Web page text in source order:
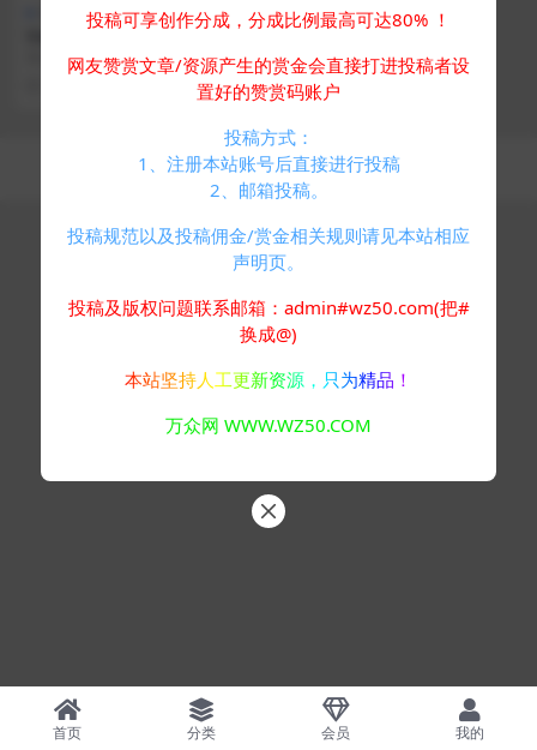
图片QQ
Vue开源在线图片海报设计工
具网站源码
简介： Vue开源在线图片海报设计
工具网站源码 一款美观且功能强大
10
Copyright © 2024万众网- All rights reserved
浙ICP备05025058号-4
首页 分类 会员 我的
投稿可享创作分成，分成比例最高可达80% ！
网友赞赏文章/资源产生的赏金会直接打进投稿者设
置好的赞赏码账户
投稿方式：
1、注册本站账号后直接进行投稿
2、邮箱投稿。
投稿规范以及投稿佣金/赏金相关规则请见本站相应
声明页。
投稿及版权问题联系邮箱：admin#wz50.com(把#
换成@)
本站坚持人工更新资源，只为精品！
万众网 WWW.WZ50.COM